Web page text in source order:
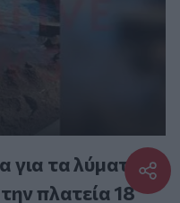
για τα λύματα
πλατεία 18